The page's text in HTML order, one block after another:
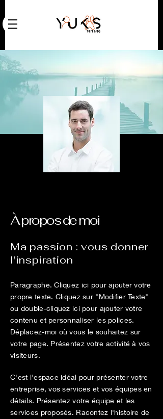
À propos de moi
Ma passion : vous donner
l'inspiration
Paragraphe. Cliquez ici pour ajouter votre
propre texte. Cliquez sur "Modifier Texte"
ou double-cliquez ici pour ajouter votre
contenu et personnaliser les polices.
Déplacez-moi où vous le souhaitez sur
votre page. Présentez votre activité à vos
visiteurs.
C'est l'espace idéal pour présenter votre
entreprise, vos services et vos équipes en
détails. Présentez votre équipe et les
services proposés. Racontez l'histoire de